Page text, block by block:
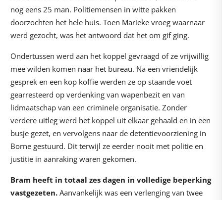
nog eens 25 man. Politiemensen in witte pakken
doorzochten het hele huis. Toen Marieke vroeg waarnaar
werd gezocht, was het antwoord dat het om gif ging.
Ondertussen werd aan het koppel gevraagd of ze vrijwillig
mee wilden komen naar het bureau. Na een vriendelijk
gesprek en een kop koffie werden ze op staande voet
gearresteerd op verdenking van wapenbezit en van
lidmaatschap van een criminele organisatie. Zonder
verdere uitleg werd het koppel uit elkaar gehaald en in een
busje gezet, en vervolgens naar de detentievoorziening in
Borne gestuurd. Dit terwijl ze eerder nooit met politie en
justitie in aanraking waren gekomen.
Bram heeft in totaal zes dagen in volledige beperking
vastgezeten. Aanvankelijk was een verlenging van twee